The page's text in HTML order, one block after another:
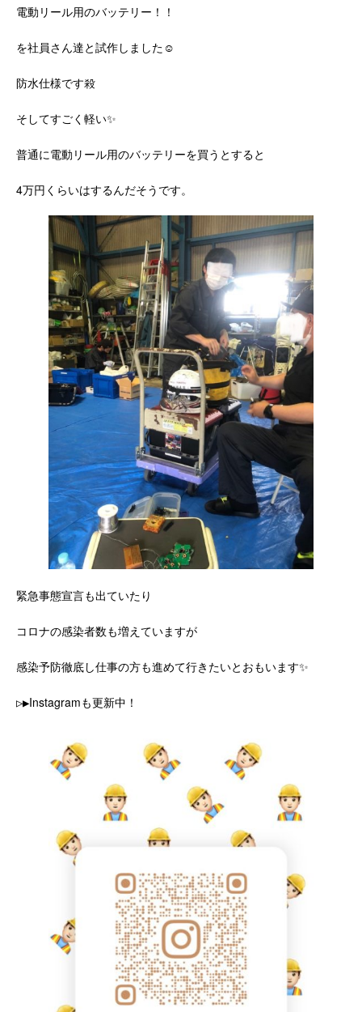
電動リール用のバッテリー！！
を社員さん達と試作しました☺️
防水仕様です殺
そしてすごく軽い✨
普通に電動リール用のバッテリーを買うとすると
4万円くらいはするんだそうです。
緊急事態宣言も出ていたり
コロナの感染者数も増えていますが
感染予防徹底し仕事の方も進めて行きたいとおもいます✨
▷▶︎Instagramも更新中！